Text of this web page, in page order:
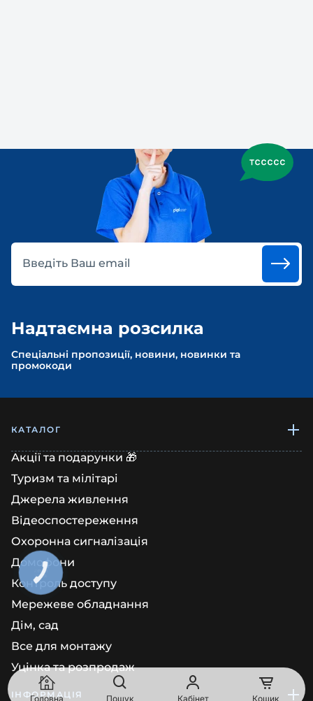
Введіть Ваш email
Надтаємна розсилка
Спеціальні пропозиції, новини, новинки та
промокоди
Головна Пошук Кабінет Кошик
КАТАЛОГ
Акції та подарунки 🎁
Туризм та мілітарі
Джерела живлення
Відеоспостереження
Охоронна сигналізація
Домофони
Контроль доступу
Мережеве обладнання
Дім, сад
Все для монтажу
Уцінка та розпродаж
ІНФОРМАЦІЯ
КНОПКА
ЗВ'ЯЗКУ